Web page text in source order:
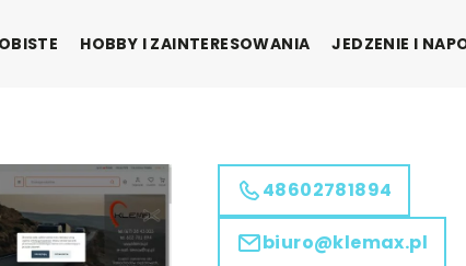
HOBBY I ZAINTERESOWANIA JEDZENIE I
48602781894
biuro@klemax.pl